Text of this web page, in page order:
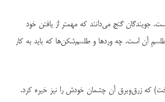
جویندگان گنج می‌دانند که مهمتر از یافتن خود
آن است. چه وردها و طلسم‌شکن‌ها که باید به کار
که زرق‌وبرق آن چشمان خودش را نیز خیره کرد.